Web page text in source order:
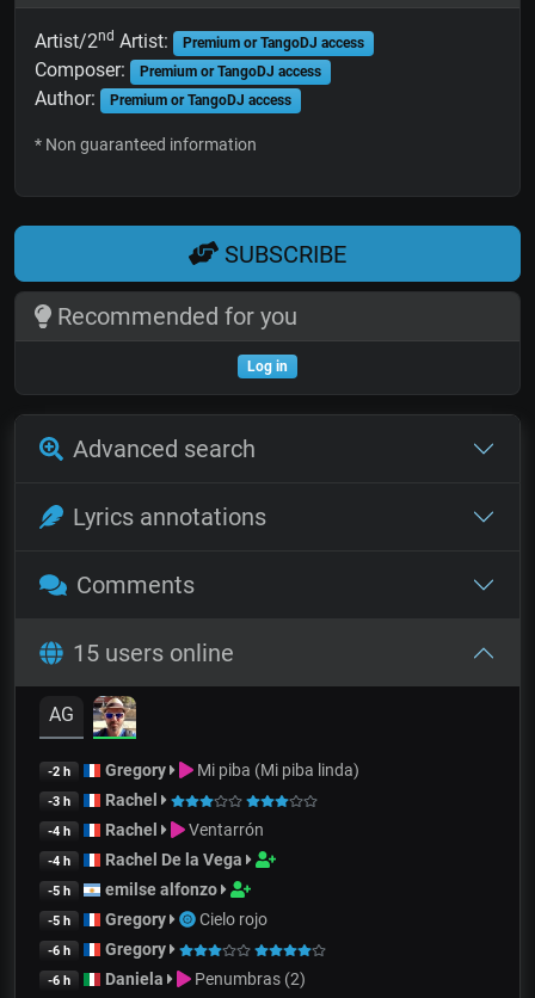
Artist/2nd Artist: Premium or TangoDJ access
Composer: Premium or TangoDJ access
Author: Premium or TangoDJ access
* Non guaranteed information
SUBSCRIBE
Recommended for you
Log in
Advanced search
Lyrics annotations
Comments
15 users online
AG
-2 h Gregory Mi piba (Mi piba linda)
-3 h Rachel
-4 h Rachel Ventarrón
-4 h Rachel De la Vega
-5 h emilse alfonzo
-5 h Gregory Cielo rojo
-6 h Gregory
-6 h Daniela Penumbras (2)